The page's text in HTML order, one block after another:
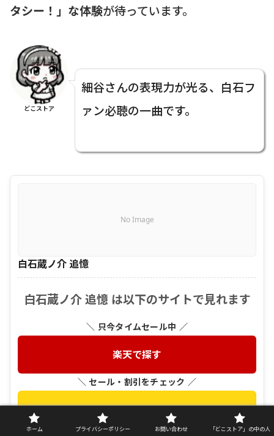
タシー！」な体験が待っています。
どこストア
細谷さんの表現力が光る、白石フ
ァン必聴の一曲です。
No Image
白石蔵ノ介 追憶
白石蔵ノ介 追憶 は以下のサイトで見れます
＼ 只今タイムセール中 ／
楽天で探す
＼ セール・割引をチェック ／
Amazonで探す
ホーム プライバシーポリシー お問い合わせ 「どこストア」の中の人